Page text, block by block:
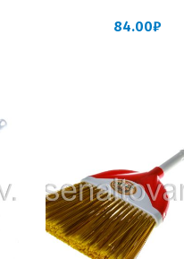
84.00₽